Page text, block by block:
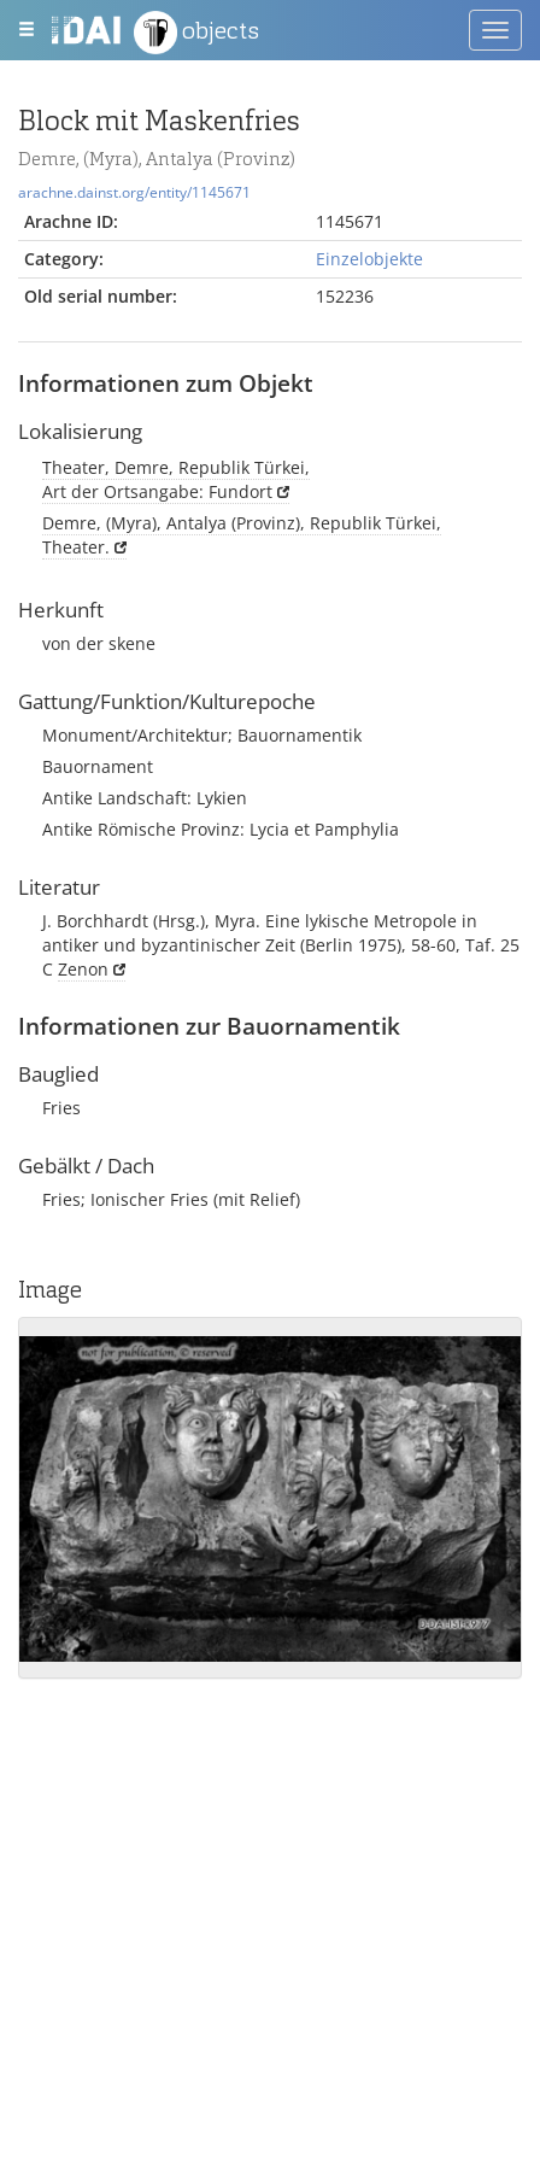
objects
Block mit Maskenfries
Demre, (Myra), Antalya (Provinz)
arachne.dainst.org/entity/1145671
Arachne ID:
1145671
Category:
Einzelobjekte
Old serial number:
152236
Informationen zum Objekt
Lokalisierung
Theater, Demre, Republik Türkei,
Art der Ortsangabe: Fundort
Demre, (Myra), Antalya (Provinz), Republik Türkei,
Theater.
Herkunft
von der skene
Gattung/Funktion/Kulturepoche
Monument/Architektur; Bauornamentik
Bauornament
Antike Landschaft: Lykien
Antike Römische Provinz: Lycia et Pamphylia
Literatur
J. Borchhardt (Hrsg.), Myra. Eine lykische Metropole in
antiker und byzantinischer Zeit (Berlin 1975), 58-60, Taf. 25
C Zenon
Informationen zur Bauornamentik
Bauglied
Fries
Gebälkt / Dach
Fries; Ionischer Fries (mit Relief)
Image